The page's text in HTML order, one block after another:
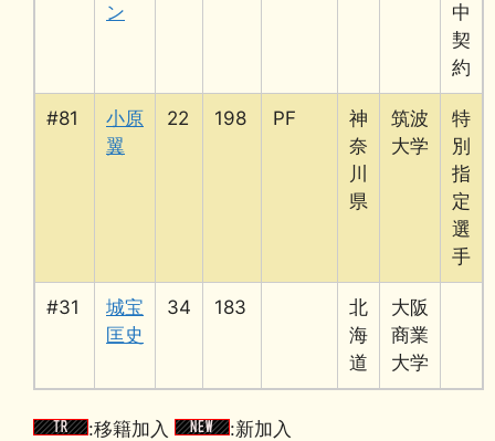
ン
中
契
約
#81
小原
翼
22 198 PF
神
奈
川
県
筑波
大学
特
別
指
定
選
手
#31
城宝
匡史
34 183
北
海
道
大阪
商業
大学
:移籍加入 :新加入